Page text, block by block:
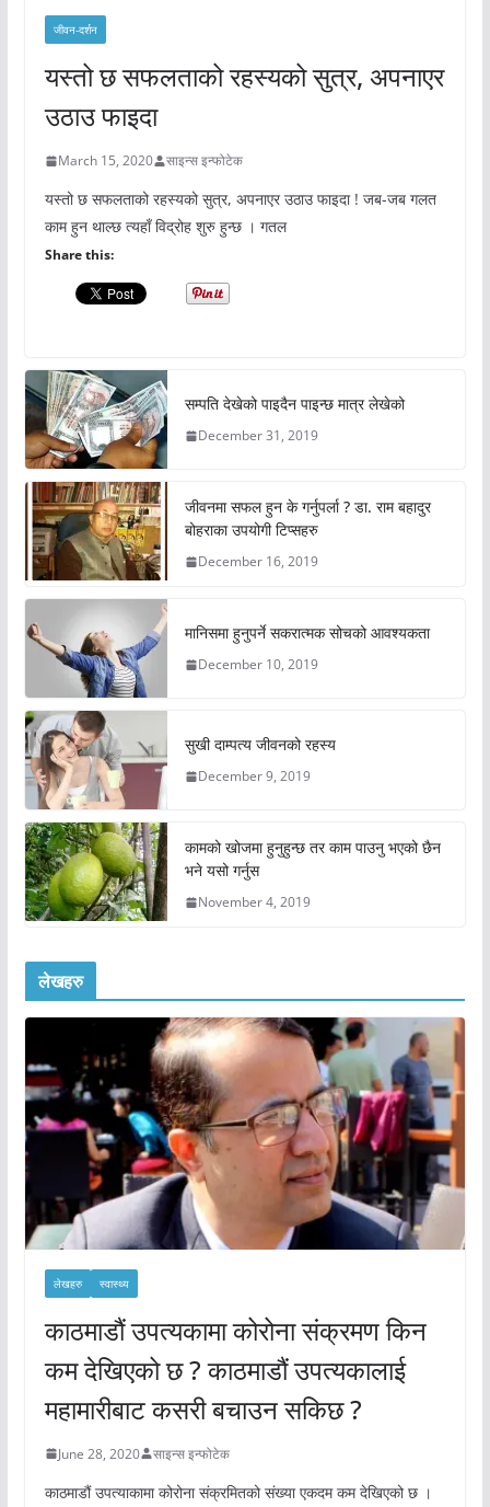
जीवन-दर्शन
यस्तो छ सफलताको रहस्यको सुत्र, अपनाएर
उठाउ फाइदा
March 15, 2020 साइन्स इन्फोटेक
यस्तो छ सफलताको रहस्यको सुत्र, अपनाएर उठाउ फाइदा ! जब-जब गलत
काम हुन थाल्छ त्यहाँ विद्रोह शुरु हुन्छ । गतल
Share this:
सम्पति देखेको पाइदैन पाइन्छ मात्र लेखेको
December 31, 2019
जीवनमा सफल हुन के गर्नुपर्ला ? डा. राम बहादुर
बोहराका उपयोगी टिप्सहरु
December 16, 2019
मानिसमा हुनुपर्ने सकरात्मक सोचको आवश्यकता
December 10, 2019
सुखी दाम्पत्य जीवनको रहस्य
December 9, 2019
कामको खोजमा हुनुहुन्छ तर काम पाउनु भएको छैन
भने यसो गर्नुस
November 4, 2019
लेखहरु
लेखहरु स्वास्थ्य
काठमाडौं उपत्यकामा कोरोना संक्रमण किन
कम देखिएको छ ? काठमाडौं उपत्यकालाई
महामारीबाट कसरी बचाउन सकिछ ?
June 28, 2020 साइन्स इन्फोटेक
काठमाडौं उपत्याकामा कोरोना संक्रमितको संख्या एकदम कम देखिएको छ ।